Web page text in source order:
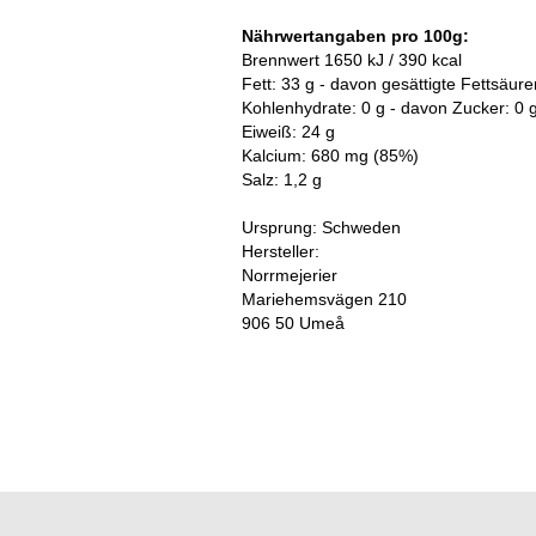
Nährwertangaben pro 100g:
Brennwert 1650 kJ / 390 kcal
Fett: 33 g - davon gesättigte
Kohlenhydrate: 0 g - davon Zucker: 0 g
Eiweiß: 24 g
Kalcium: 680 mg (85%)
Salz: 1,2 g
Ursprung: Schweden
Hersteller:
Norrmejerier
Mariehemsvägen 210
906 50 Umeå